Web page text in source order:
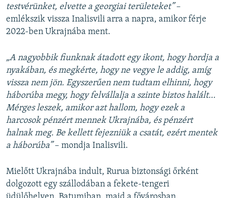
testvérünket, elvette a georgiai területeket”–
emlékszik vissza Inalisvili arra a napra, amikor férje
2022-ben Ukrajnába ment.
„A nagyobbik fiunknak átadott egy ikont, hogy hordja a
nyakában, és megkérte, hogy ne vegye le addig, amíg
vissza nem jön. Egyszerűen nem tudtam elhinni, hogy
háborúba megy, hogy felvállalja a szinte biztos halált…
Mérges leszek, amikor azt hallom, hogy ezek a
harcosok pénzért mennek Ukrajnába, és pénzért
halnak meg. Be kellett fejezniük a csatát, ezért mentek
a háborúba”– mondja Inalisvili.
Mielőtt Ukrajnába indult, Rurua biztonsági őrként
dolgozott egy szállodában a fekete-tengeri